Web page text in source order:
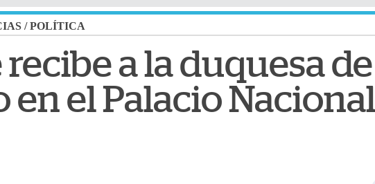
/POLÍTICA
a la duquesa de
el Palacio